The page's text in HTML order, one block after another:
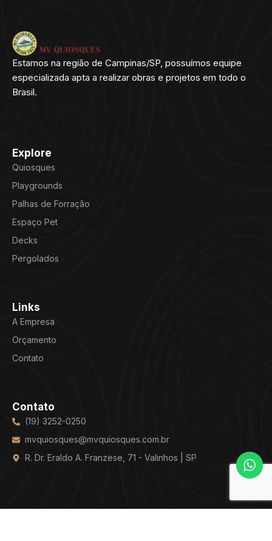
Estamos na região de Campinas/SP, possuímos equipe
especializada apta a realizar obras e projetos em todo o
Brasil.
Explore
Quiosques
Playgrounds
Palhas de Forração
Espaço Pet
Decks
Pergolados
Links
A Empresa
Orçamento
Contato
Contato
(19) 3252-0250
mvquiosques@mvquiosques.com.br
R. Dr. Eraldo A. Franzese, 71 - Valinhos | SP